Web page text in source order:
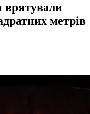
метрів